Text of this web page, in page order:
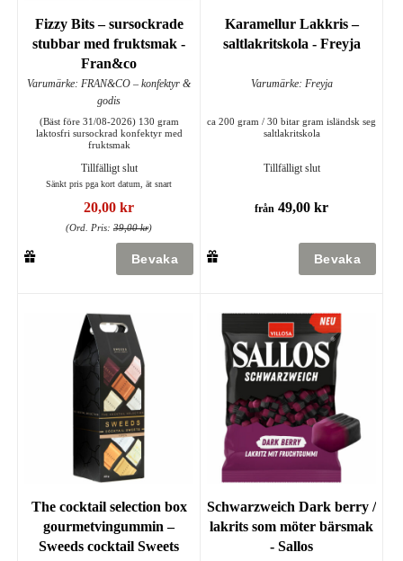
Fizzy Bits – sursockrade
stubbar med fruktsmak -
Fran&co
Varumärke: FRAN&CO – konfektyr &
godis
(Bäst före 31/08-2026) 130 gram
laktosfri sursockrad konfektyr med
fruktsmak
Tillfälligt slut
Sänkt pris pga kort datum, ät snart
20,00 kr
(Ord. Pris: 39,00 kr)
Karamellur Lakkris –
saltlakritskola - Freyja
Varumärke: Freyja
ca 200 gram / 30 bitar gram isländsk seg
saltlakritskola
Tillfälligt slut
från 49,00 kr
The cocktail selection box
gourmetvingummin –
Sweeds cocktail Sweets
Schwarzweich Dark berry /
lakrits som möter bärsmak
- Sallos